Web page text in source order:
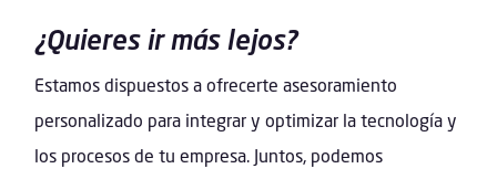
¿Quieres ir más lejos?
Estamos dispuestos a ofrecerte asesoramiento
personalizado para integrar y optimizar la tecnología y
los procesos de tu empresa. Juntos, podemos